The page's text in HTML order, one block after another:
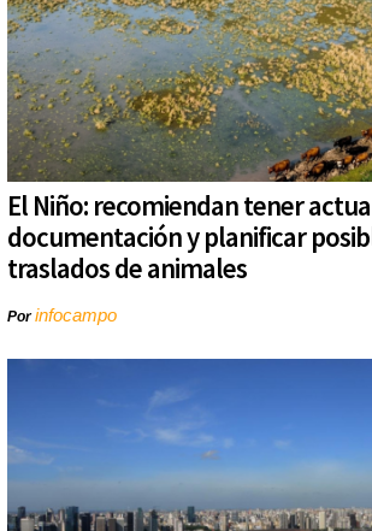
El Niño: recomiendan tener
documentación y planificar
traslados de animales
Porinfocampo